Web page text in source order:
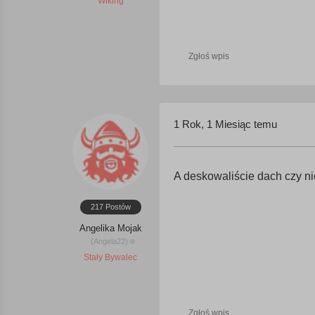
Zgłoś wpis
217 Postów
Angelika Mojak
(Angela22)
Stały Bywalec
1 Rok, 1 Miesiąc temu
A deskowaliście dach czy
Zgłoś wpis